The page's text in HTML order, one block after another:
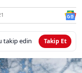
takip edin Takip Et